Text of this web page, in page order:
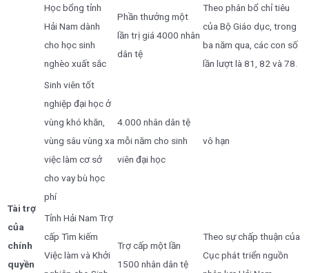
Tài trợ
của
chính
quyền
Học bổng tỉnh
Hải Nam dành
cho học sinh
nghèo xuất sắc
Phần thưởng một
lần trị giá 4000 nhân
dân tệ
Theo phân bổ chỉ tiêu
của Bộ Giáo dục, trong
ba năm qua, các con số
lần lượt là 81, 82 và 78.
Sinh viên tốt
nghiệp đại học ở
vùng khó khăn,
vùng sâu vùng xa
việc làm cơ sở
cho vay bù học
phí
4.000 nhân dân tệ
mỗi năm cho sinh
viên đại học
vô hạn
Tỉnh Hải Nam Trợ
cấp Tìm kiếm
Việc làm và Khởi
Trợ cấp một lần
1500 nhân dân tệ
Theo sự chấp thuận của
Cục phát triển nguồn